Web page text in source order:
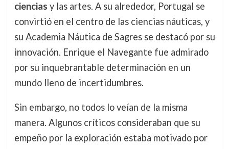
ciencias y las artes. A su alrededor, Portugal se
convirtió en el centro de las ciencias náuticas, y
su Academia Náutica de Sagres se destacó por su
innovación. Enrique el Navegante fue admirado
por su inquebrantable determinación en un
mundo lleno de incertidumbres.
Sin embargo, no todos lo veían de la misma
manera. Algunos críticos consideraban que su
empeño por la exploración estaba motivado por